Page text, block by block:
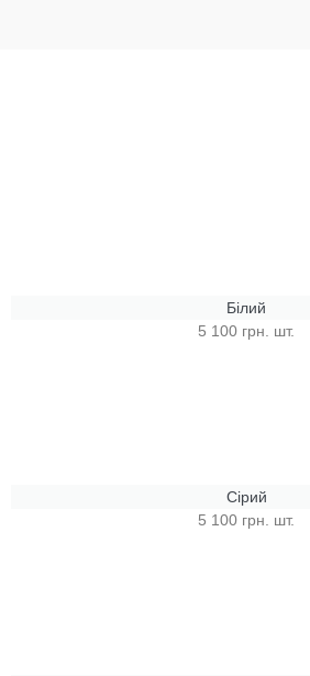
Білий
5 100 грн. шт.
Сірий
5 100 грн. шт.